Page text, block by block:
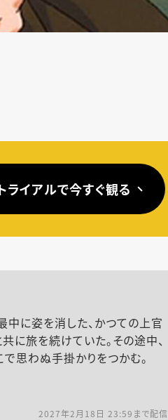
ライアルで今すぐ観る
中に姿を消した、かつての上官
に旅を続けていた。その途中、
思わぬ手掛かりをつかむ。
2027年2月18日 23:59 まで配信